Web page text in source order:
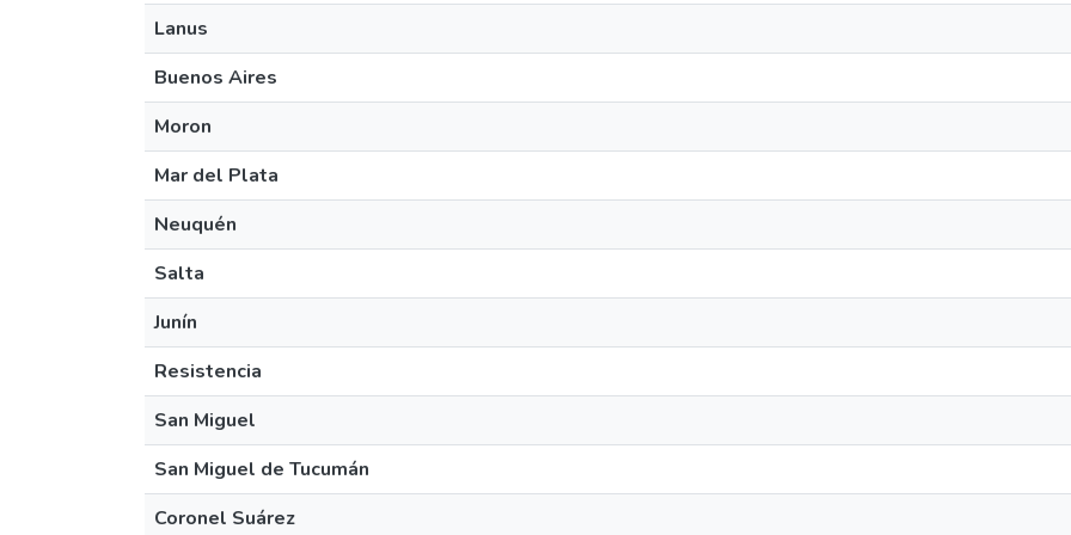
Lanus
Buenos Aires
Moron
Mar del Plata
Neuquén
Salta
Junín
Resistencia
San Miguel
San Miguel de Tucumán
Coronel Suárez